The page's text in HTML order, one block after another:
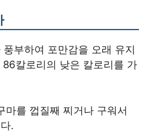
부하여 포만감을 오래 유지
칼로리의 낮은 칼로리를 가
마를 껍질째 찌거나 구워서
.